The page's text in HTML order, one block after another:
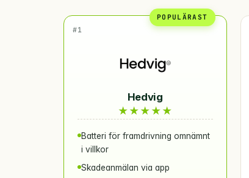
#1
POPULÄRAST
Hedvig
★★★★★
Batteri för framdrivning omnämnt
i villkor
Skadeanmälan via app